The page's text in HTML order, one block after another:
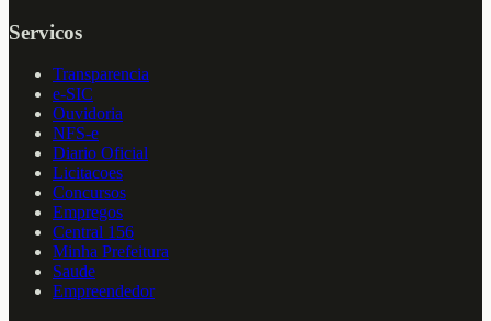
Servicos
Transparencia
e-SIC
Ouvidoria
NFS-e
Diario Oficial
Licitacoes
Concursos
Empregos
Central 156
Minha Prefeitura
Saude
Empreendedor